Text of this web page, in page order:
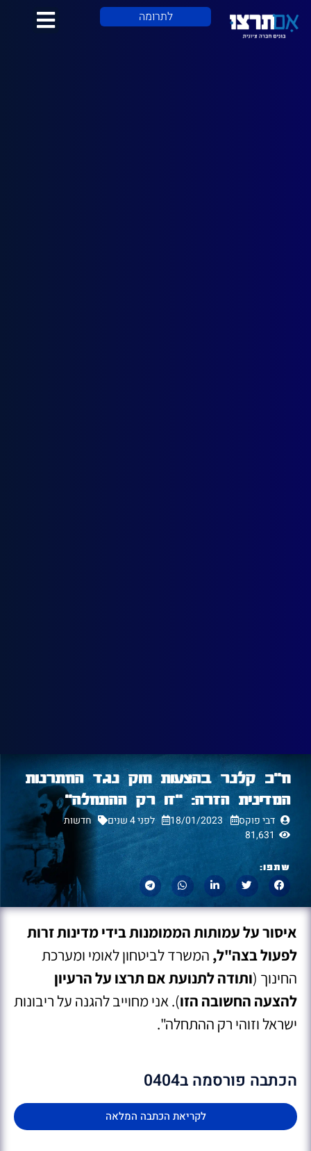
לתרומה
ח"כ קלנר בהצעות חוק נגד החתרנות
המדינית הזרה: "זו רק ההתחלה"
דבי פוקס 18/01/2023 לפני 4 שנים
חדשות
81,631
שתפו:
איסור על עמותות הממומנות בידי מדינות זרות
לפעול בצה"ל, המשרד לביטחון לאומי ומערכת
החינוך (ותודה לתנועת אם תרצו על הרעיון
להצעה החשובה הזו). אני מחוייב להגנה על ריבונות
ישראל וזוהי רק ההתחלה".
הכתבה פורסמה ב0404
לקריאת הכתבה המלאה